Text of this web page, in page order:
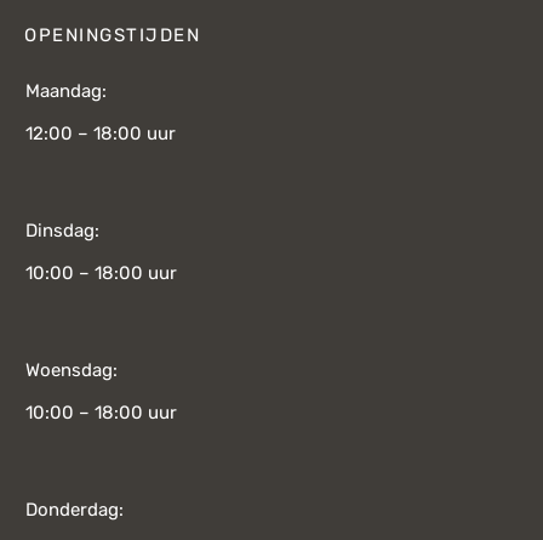
OPENINGSTIJDEN
Maandag:
12:00 – 18:00 uur
Dinsdag:
10:00 – 18:00 uur
Woensdag:
10:00 – 18:00 uur
Donderdag: